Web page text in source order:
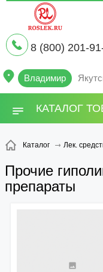
8 (800) 201-
Владимир
КАТАЛОГ
Каталог Лек.
Прочие
препараты